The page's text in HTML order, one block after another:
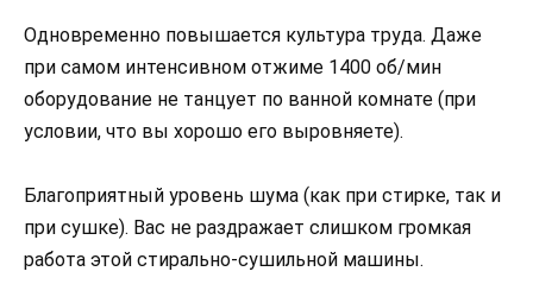
Одновременно повышается культура труда. Даже
при самом интенсивном отжиме 1400 об/мин
оборудование не танцует по ванной комнате (при
условии, что вы хорошо его выровняете).
Благоприятный уровень шума (как при стирке, так и
при сушке). Вас не раздражает слишком громкая
работа этой стирально-сушильной машины.